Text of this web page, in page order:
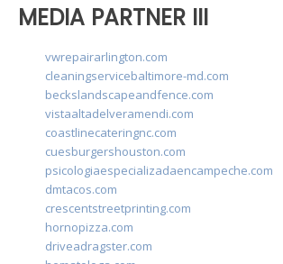
MEDIA PARTNER III
vwrepairarlington.com
cleaningservicebaltimore-md.com
beckslandscapeandfence.com
vistaaltadelveramendi.com
coastlinecateringnc.com
cuesburgershouston.com
psicologiaespecializadaencampeche.com
dmtacos.com
crescentstreetprinting.com
hornopizza.com
driveadragster.com